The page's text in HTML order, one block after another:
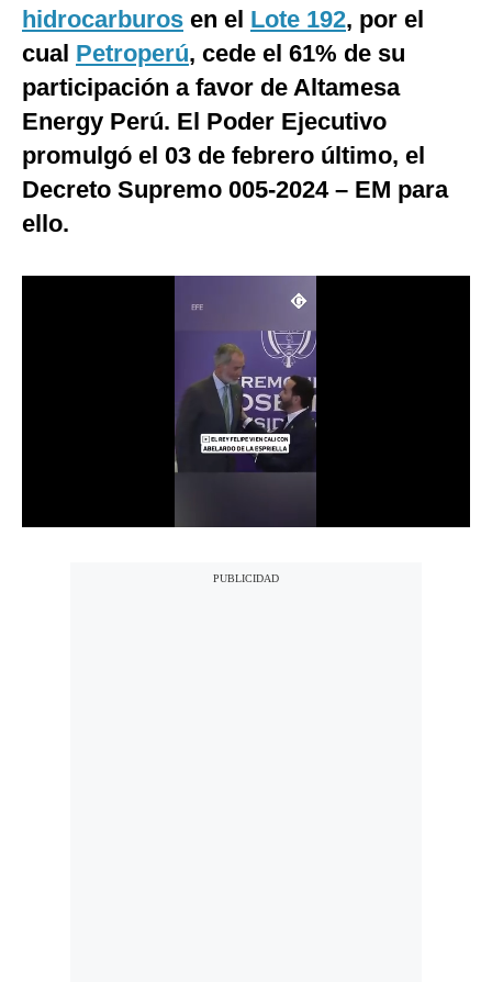
Mundo
EEUU
México
Internacional
Tecnología
Club del Suscriptor
hidrocarburos en el Lote 192, por el
cual Petroperú, cede el 61% de su
participación a favor de Altamesa
Energy Perú. El Poder Ejecutivo
promulgó el 03 de febrero último, el
Decreto Supremo 005-2024 – EM para
ello.